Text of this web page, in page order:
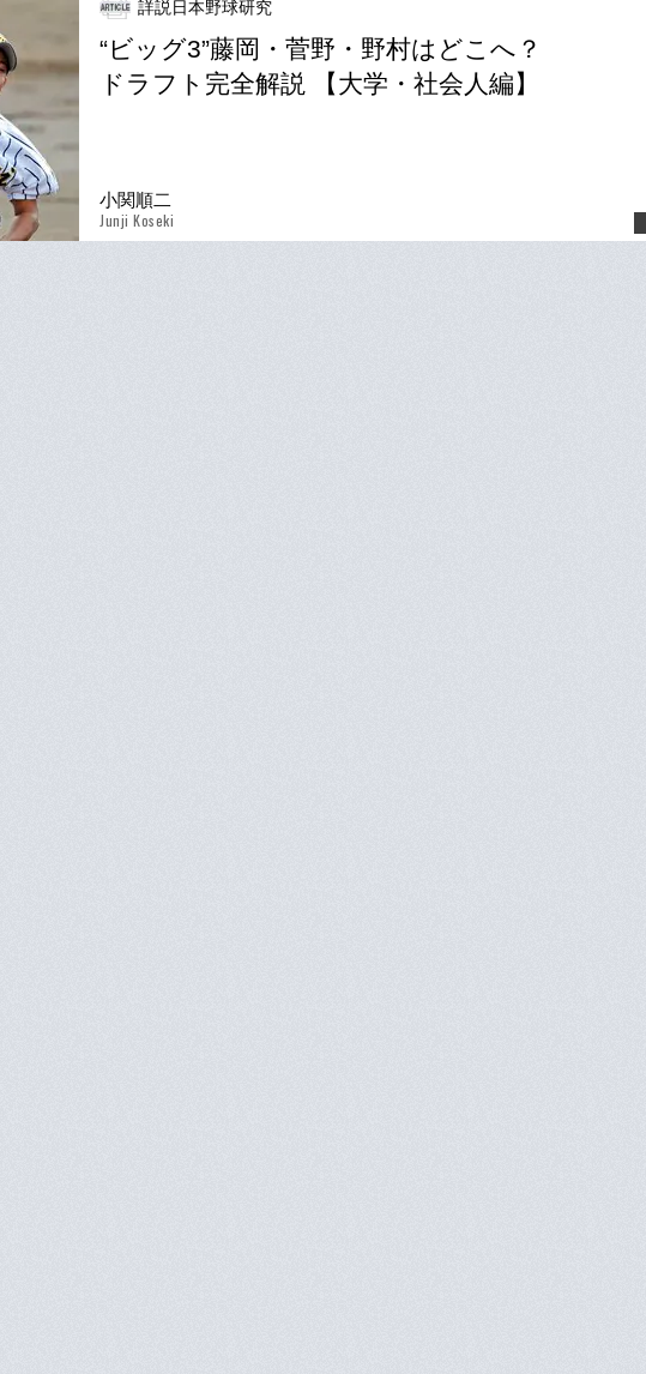
詳説日本野球研究
“ビッグ3”藤岡・菅野・野村はどこへ？
ドラフト完全解説 【大学・社会人編】
小関順二
Junji Koseki